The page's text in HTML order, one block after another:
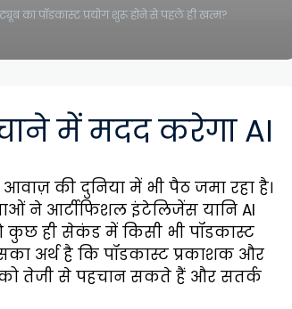
का पॉडकास्ट प्रयोग शुरू होने से पहले ही खत्म?
में मदद करेगा AI
की दुनिया में भी पैठ जमा रहा है।
ने आर्टीफिशल इंटेलिजेंस यानि AI
कुछ ही सेकंड में किसी भी पॉडकास्ट
अर्थ है कि पॉडकास्ट प्रकाशक और
तेजी से पहचान सकते हैं और सतर्क